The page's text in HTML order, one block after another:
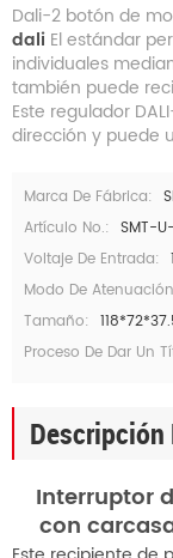
Dali-2 botón de
dali El estándar
individuales
también puede
Este regulador
dirección y puede
Marca De Fábrica:
Artículo No.: SMT-
Voltaje De Entrada:
Modo De
Tamaño:
Proceso De Dar Un
Descripción
Interruptor
con